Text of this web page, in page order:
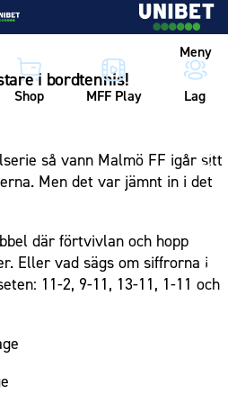
Meny
Shop MFF Play Lag
i bordtennis!
så vann Malmö FF igår sitt
Men det var jämnt in i det
där förtvivlan och hopp
Eller vad sägs om siffrorna i
11-2, 9-11, 13-11, 1-11 och